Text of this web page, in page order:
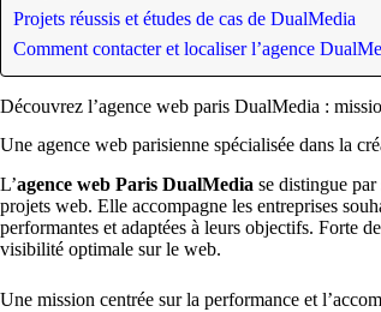
Projets réussis et études de cas de DualMedia
Comment contacter et localiser l’agence
Découvrez l’agence web paris DualMedia :
Une agence web parisienne spécialisée dans la
L’agence web Paris DualMedia se distingue
projets web. Elle accompagne les entreprises
performantes et adaptées à leurs objectifs. Forte
visibilité optimale sur le web.
Une mission centrée sur la performance et